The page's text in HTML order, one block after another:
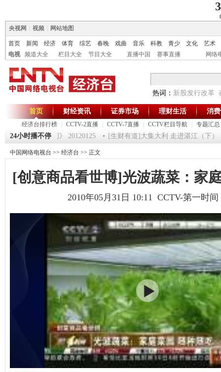
央视网
视频 网站地图
首页 新闻 经济 体育 综艺 春晚 戏曲 音乐 科教 青少 文化
艺术
电视
频道大全 栏目大全 节目大全 直播中国 赛事直播 网络
热词： 新股发行改革
首页
经济台排行榜 CCTV-2直播 CCTV-7直播 CCTV栏目导航 专题汇总
财经资讯 证券市场 理财生活 消
24小时播不停
《第一时间》 20120125 [生财有道]大集大利 走进湛江（下） （
中国网络电视台 >> 经济台 >> 正文
[创意商品看世博]光波蔬菜：家
2010年05月31日 10:11 CCTV-第一时间